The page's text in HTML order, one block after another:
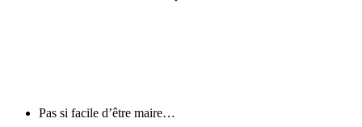
Pas si facile d’être maire…